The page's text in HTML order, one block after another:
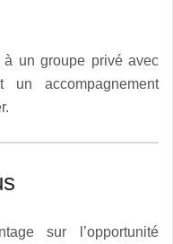
un groupe privé avec
accompagnement
sur l’opportunité